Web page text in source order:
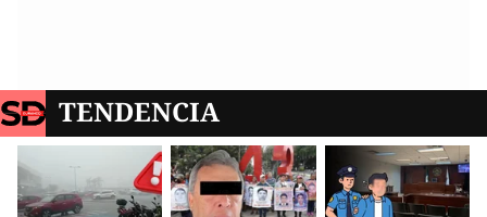
TENDENCIA